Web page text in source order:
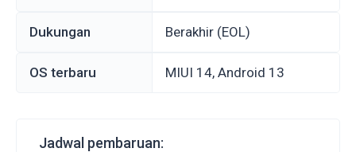
Dukungan Berakhir (EOL)
OS terbaru MIUI 14, Android 13
Jadwal pembaruan: